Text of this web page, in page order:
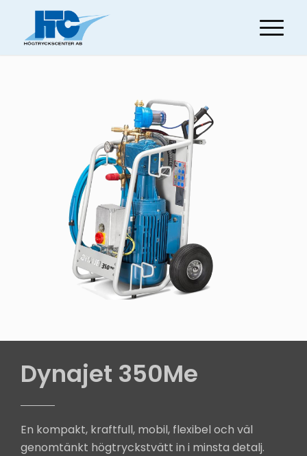
Dynajet 350Me
En kompakt, kraftfull, mobil, flexibel och väl
genomtänkt högtryckstvätt in i minsta detalj.